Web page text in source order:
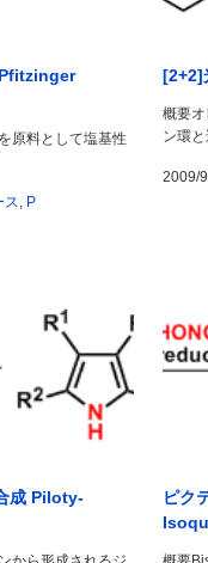
原料として塩基性
ス, P
[2+2]
概要
ン環
2009/
成 Piloty-
ピク